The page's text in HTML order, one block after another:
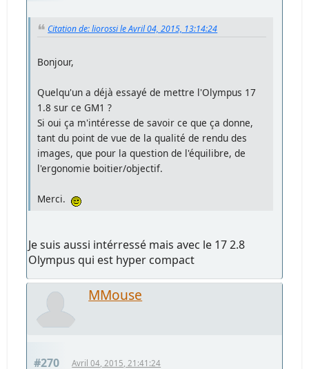
Citation de: liorossi le Avril 04, 2015, 13:14:24
Bonjour,
Quelqu'un a déjà essayé de mettre l'Olympus 17
1.8 sur ce GM1 ?
Si oui ça m'intéresse de savoir ce que ça donne,
tant du point de vue de la qualité de rendu des
images, que pour la question de l'équilibre, de
l'ergonomie boitier/objectif.
Merci.
Je suis aussi intérressé mais avec le 17 2.8
Olympus qui est hyper compact
MMouse
#270 Avril 04, 2015, 21:41:24